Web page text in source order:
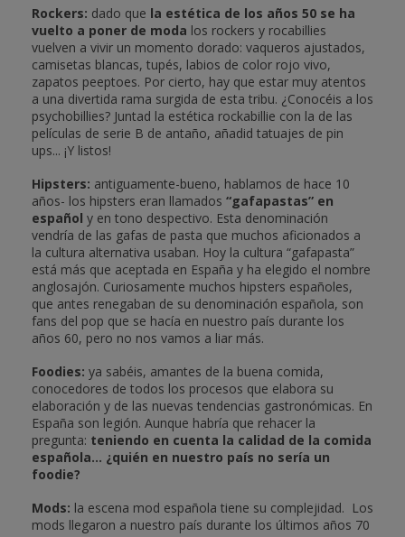
Rockers: dado que la estética de los años 50 se ha
vuelto a poner de moda los rockers y rocabillies
vuelven a vivir un momento dorado: vaqueros ajustados,
camisetas blancas, tupés, labios de color rojo vivo,
zapatos peeptoes. Por cierto, hay que estar muy atentos
a una divertida rama surgida de esta tribu. ¿Conocéis a los
psychobillies? Juntad la estética rockabillie con la de las
películas de serie B de antaño, añadid tatuajes de pin
ups... ¡Y listos!
Hipsters: antiguamente-bueno, hablamos de hace 10
años- los hipsters eran llamados “gafapastas” en
español y en tono despectivo. Esta denominación
vendría de las gafas de pasta que muchos aficionados a
la cultura alternativa usaban. Hoy la cultura “gafapasta”
está más que aceptada en España y ha elegido el nombre
anglosajón. Curiosamente muchos hipsters españoles,
que antes renegaban de su denominación española, son
fans del pop que se hacía en nuestro país durante los
años 60, pero no nos vamos a liar más.
Foodies: ya sabéis, amantes de la buena comida,
conocedores de todos los procesos que elabora su
elaboración y de las nuevas tendencias gastronómicas. En
España son legión. Aunque habría que rehacer la
pregunta: teniendo en cuenta la calidad de la comida
española… ¿quién en nuestro país no sería un
foodie?
Mods: la escena mod española tiene su complejidad. Los
mods llegaron a nuestro país durante los últimos años 70